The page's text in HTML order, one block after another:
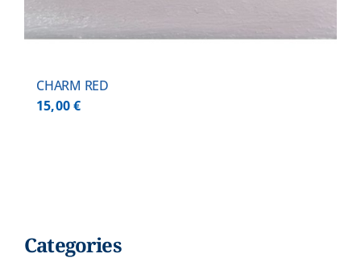
CHARM RED
15,00€
Categories